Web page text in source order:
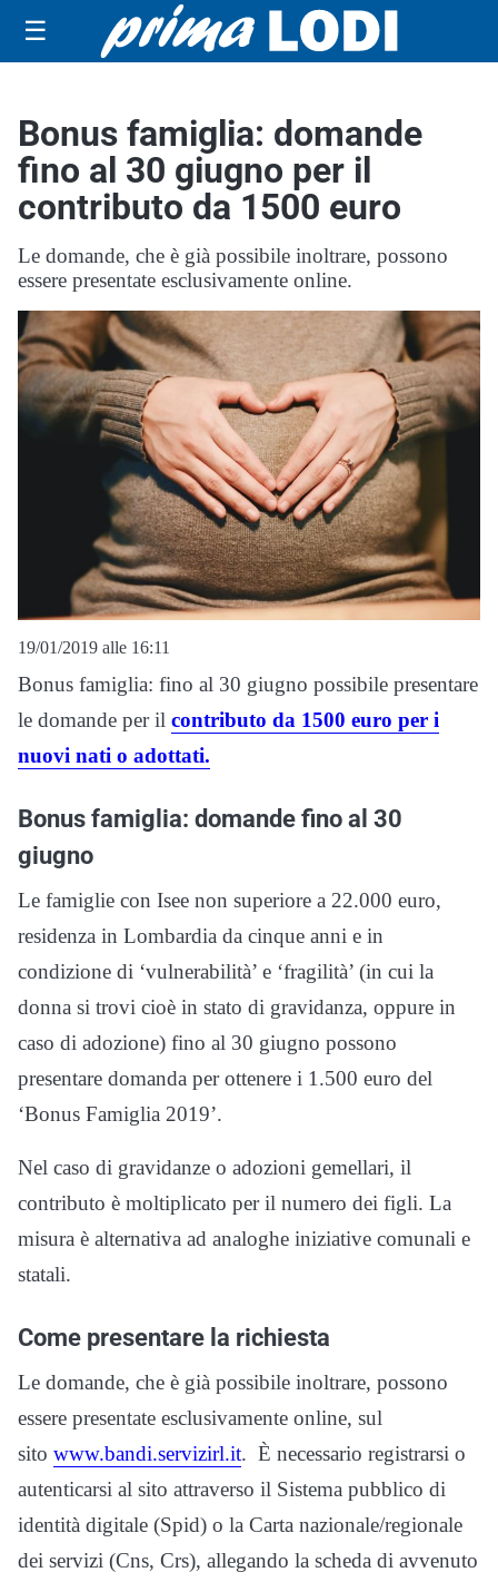
☰
Bonus famiglia: domande
fino al 30 giugno per il
contributo da 1500 euro
Le domande, che è già possibile inoltrare, possono
essere presentate esclusivamente online.
19/01/2019 alle 16:11
Bonus famiglia: fino al 30 giugno possibile presentare
le domande per il contributo da 1500 euro per i
nuovi nati o adottati.
Bonus famiglia: domande fino al 30
giugno
Le famiglie con Isee non superiore a 22.000 euro,
residenza in Lombardia da cinque anni e in
condizione di ‘vulnerabilità’ e ‘fragilità’ (in cui la
donna si trovi cioè in stato di gravidanza, oppure in
caso di adozione) fino al 30 giugno possono
presentare domanda per ottenere i 1.500 euro del
‘Bonus Famiglia 2019’.
Nel caso di gravidanze o adozioni gemellari, il
contributo è moltiplicato per il numero dei figli. La
misura è alternativa ad analoghe iniziative comunali e
statali.
Come presentare la richiesta
Le domande, che è già possibile inoltrare, possono
essere presentate esclusivamente online, sul
sito www.bandi.servizirl.it. È necessario registrarsi o
autenticarsi al sito attraverso il Sistema pubblico di
identità digitale (Spid) o la Carta nazionale/regionale
dei servizi (Cns, Crs), allegando la scheda di avvenuto